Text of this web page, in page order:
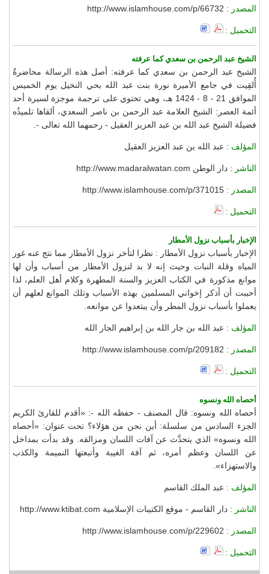
المصدر : http://www.islamhouse.com/p/66732
التحميل :
الشيخ عبد الرحمن بن سعدي كما عرفته
الشيخ عبد الرحمن بن سعدي كما عرفته: أصل هذه الرسالة محاضرةٌ
أُلقِيت في جامع الأميرة نورة بنت عبد الله بحي النخيل يوم الخميس
الموافق 21 - 8 - 1424 هـ، وهي تحتوي على ترجمة موجزة لسيرة أحد
أئمة العصر: الشيخ العلامة عبد الرحمن بن ناصر السعدي، ألقاها تلميذُه
فضيلة الشيخ عبد الله بن عبد العزيز العقيل - رحمهما الله تعالى -.
المؤلف : عبد الله بن عبد العزيز العقيل
الناشر : دار الوطن http://www.madaralwatan.com
المصدر : http://www.islamhouse.com/p/371015
التحميل :
الإخبار بأسباب نزول الأمطار
الإخبار بأسباب نزول الأمطار : نظرا لتأخر نزول الأمطار مما نتج عنه غور
المياه وقلة النبات وحيث إنه لا بد لنزول الأمطار من أسباب وأن لها
موانع مذكورة في الكتاب العزيز والسنة المطهرة وكلام أهل العلم، لذا
أحببت أن أذكر إخواني المسلمين بهذه الأسباب وتلك الموانع لعلهم أن
يعملوا بأسباب نزول المطر وأن يبتعدوا عن موانعه.
المؤلف : عبد الله بن جار الله بن إبراهيم الجار الله
المصدر : http://www.islamhouse.com/p/209182
التحميل :
أحصاه الله ونسوه
أحصاه الله ونسوه: قال المصنف - حفظه الله -: «أقدم للقارئ الكريم
الجزء السادس من سلسلة: أين نحن من هؤلاء؟ تحت عنوان: «أحصاه
الله ونسوه» الذي يتحدَّث عن آفات اللسان ومزالقه. وقد بدأت بمداخل
عن اللسان وعظم أمره، ثم آفة الغيبة وأتبعتها النميمة والكذب
والاستهزاء».
المؤلف : عبد الملك القاسم
الناشر : دار القاسم - موقع الكتيبات الإسلامية http://www.ktibat.com
المصدر : http://www.islamhouse.com/p/229602
التحميل :